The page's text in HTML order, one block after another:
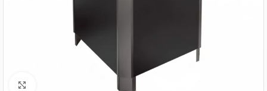
Нажмите, чтобы увеличить